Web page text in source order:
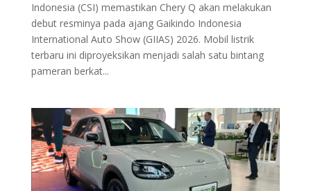
Indonesia (CSI) memastikan Chery Q akan melakukan
debut resminya pada ajang Gaikindo Indonesia
International Auto Show (GIIAS) 2026. Mobil listrik
terbaru ini diproyeksikan menjadi salah satu bintang
pameran berkat...